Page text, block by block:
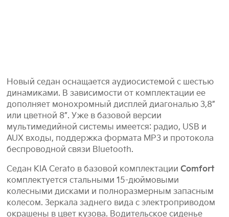
Новый седан оснащается аудиосистемой с шестью
динамиками. В зависимости от комплектации ее
дополняет монохромный дисплей диагональю 3,8”
или цветной 8”. Уже в базовой версии
мультимедийной системы имеется: радио, USB и
AUX входы, поддержка формата МР3 и протокола
беспроводной связи Bluetooth.
Седан KIA Cerato в базовой комплектацииComfort
комплектуется стальными 15-дюймовыми
колесными дисками и полноразмерным запасным
колесом. Зеркала заднего вида с электроприводом
окрашены в цвет кузова. Водительское сиденье